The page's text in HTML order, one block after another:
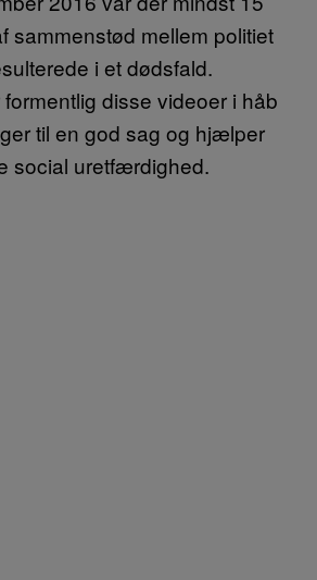
sammenstød mellem politiet
i et dødsfald.
disse videoer i håb
til en god sag og hjælper
social uretfærdighed.